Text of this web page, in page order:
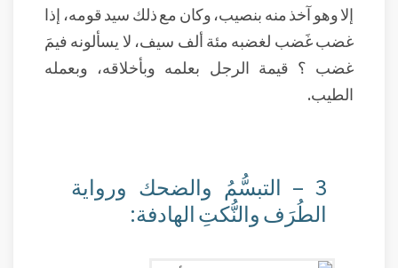
إلا وهو آخذ منه بنصيب، وكان مع ذلك سيد قومه، إذا
غضب غَضب لغضبه مئة ألف سيف، لا يسألونه فيمَ
غضب ؟ قيمة الرجل بعلمه وبأخلاقه، وبعمله
الطيب.
3 – التبسُّمُ والضحك ورواية
الطُرَف والنُّكتِ الهادفة: